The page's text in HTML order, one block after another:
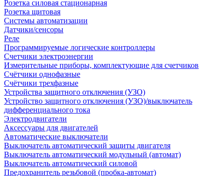
Розетка силовая стационарная
Розетка щитовая
Системы автоматизации
Датчики/сенсоры
Реле
Программируемые логические контроллеры
Счетчики электроэнергии
Измерительные приборы, комплектующие для счетчиков
Счётчики однофазные
Счётчики трехфазные
Устройства защитного отключения (УЗО)
Устройство защитного отключения (УЗО)/выключатель
дифференциального тока
Электродвигатели
Аксессуары для двигателей
Автоматические выключатели
Выключатель автоматический защиты двигателя
Выключатель автоматический модульный (автомат)
Выключатель автоматический силовой
Предохранитель резьбовой (пробка-автомат)